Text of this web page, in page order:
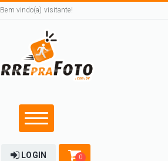
Bem vindo(a) visitante!
LOGIN 0